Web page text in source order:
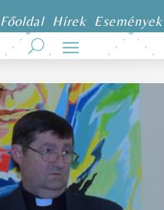
Főoldal Hírek Események